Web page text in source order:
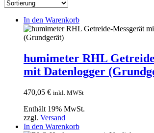
In den Warenkorb
humimeter RHL
mit Datenlogger
470,05 € inkl. MWSt
Enthält 19% MwSt.
zzgl. Versand
In den Warenkorb